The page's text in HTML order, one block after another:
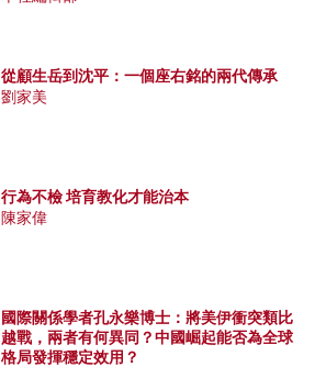
從顧生岳到沈平：一個座右銘的兩代傳承
劉家美
行為不檢 培育教化才能治本
陳家偉
國際關係學者孔永樂博士：將美伊衝突類比
越戰，兩者有何異同？中國崛起能否為全球
格局發揮穩定效用？